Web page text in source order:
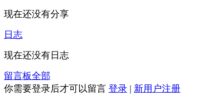
现在还没有分享
日志
现在还没有日志
留言板全部
你需要登录后才可以留言 登录 | 新用户注册